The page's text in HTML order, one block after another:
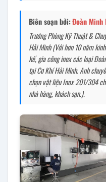
Biên soạn bởi:Đoàn Minh
Trưởng Phòng Kỹ Thuật &
Hải Minh (Với hơn 10 năm
kế, gia công inox các loại
tại Cơ Khí Hải Minh. Anh
chọn vật liệu Inox 201/304
nhà hàng, khách sạn.).